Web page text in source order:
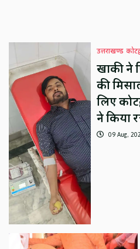
उत्तराखण्ड
खाकी ने
की
लिए
ने किया
09 Aug,